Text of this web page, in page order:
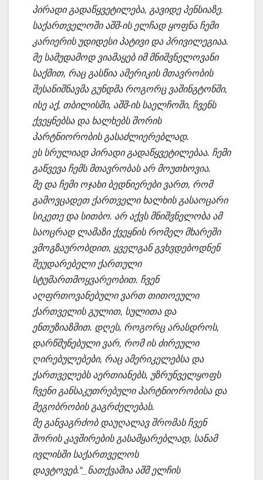
პირადი გადაწყვეტილება, გავიდე პენსიაზე.
საქართველოში აშშ-ის ელჩად ყოფნა ჩემი
კარიერის უდიდესი პატივი და პრივილეგიაა.
მე სამუდამოდ ვიამაყებ იმ მნიშვნელოვანი
საქმით, რაც გასწია ამერიკის მთავრობის
შესანიშნავმა გუნდმა როგორც ვაშინგტონში,
ისე აქ, თბილისში, აშშ-ის საელჩოში, ჩვენს
ქვეყნებსა და ხალხებს შორის
პარტნიორობის გასაძლიერებლად.
ეს სრულიად პირადი გადაწყვეტილებაა. ჩემი
გაწვევა ჩემს მთავრობას არ მოუთხოვია.
მე და ჩემი ოჯახი ბედნიერები ვართ, რომ
გამოვცადეთ ქართველი ხალხის გასაოცარი
სიკეთე და სითბო. არ აქვს მნიშვნელობა ამ
საოცრად ლამაზი ქვეყნის რომელ მხარეში
ვმოგზაურობდით, ყველგან გვხვდებოდნენ
შეუდარებელი ქართული
სტუმართმოყვარეობით. ჩვენ
აღფრთოვანებული ვართ თითოეული
ქართველის გულით, სულითა და
ენთუზიაზმით. დღეს, როგორც არასდროს,
დარწმუნებული ვარ, რომ ის ძირეული
ღირებულებები, რაც ამერიკელებსა და
ქართველებს აერთიანებს, უზრუნველყოფს
ჩვენი განსაკუთრებული პარტნიორობისა და
მეგობრობის გაგრძელებას.
მე განვაგრძობ დაუღალავ შრომას ჩვენ
შორის კავშირების გასამყარებლად, სანამ
ივლისში საქართველოს
დავტოვებ.“_ნათქვამია აშშ ელჩის